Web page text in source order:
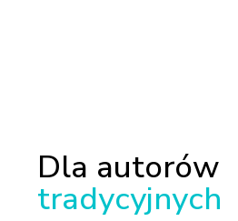
Dla autorów
tradycyjnych